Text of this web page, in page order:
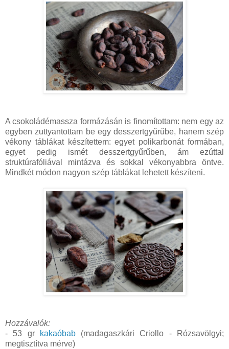
A csokoládémassza formázásán is finomítottam: nem egy az
egyben zuttyantottam be egy desszertgyűrűbe, hanem szép
vékony táblákat készítettem: egyet polikarbonát formában,
egyet pedig ismét desszertgyűrűben, ám ezúttal
struktúrafóliával mintázva és sokkal vékonyabbra öntve.
Mindkét módon nagyon szép táblákat lehetett készíteni.
Hozzávalók:
- 53 gr
kakaóbab(madagaszkári Criollo - Rózsavölgyi;
megtisztítva mérve)